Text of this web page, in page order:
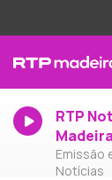
RTP
Emissão
Notícias